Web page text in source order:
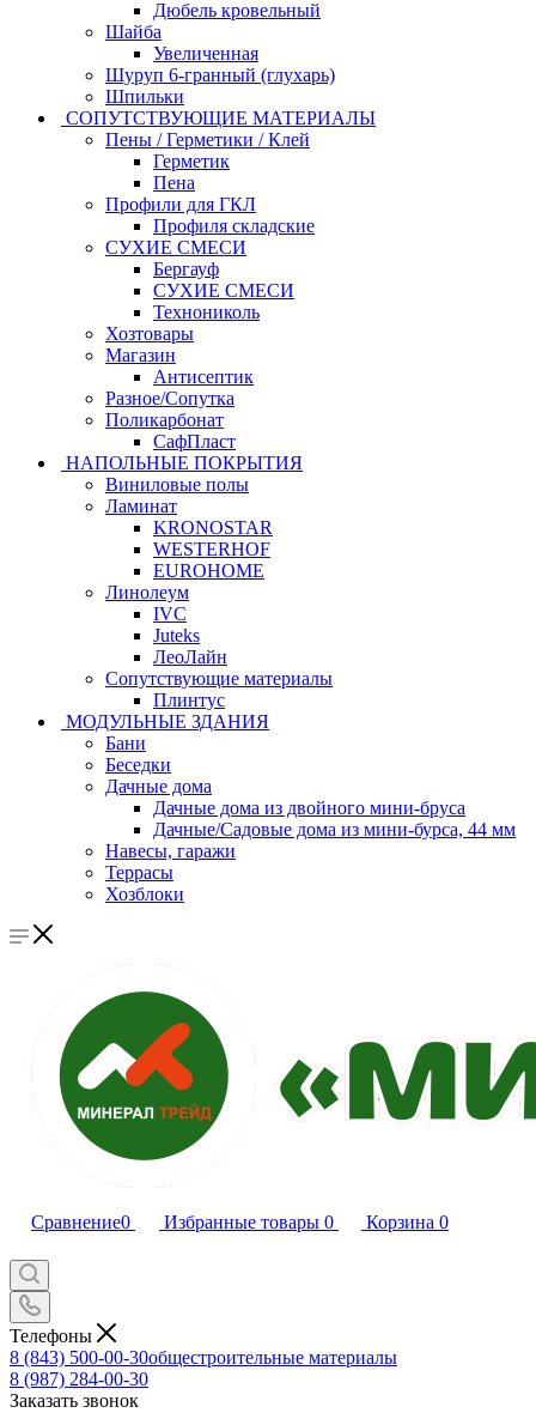
Дюбель кровельный
Шайба
Увеличенная
Шуруп 6-гранный (глухарь)
Шпильки
СОПУТСТВУЮЩИЕ МАТЕРИАЛЫ
Пены / Герметики / Клей
Герметик
Пена
Профили для ГКЛ
Профиля складские
СУХИЕ СМЕСИ
Бергауф
СУХИЕ СМЕСИ
Технониколь
Хозтовары
Магазин
Антисептик
Разное/Сопутка
Поликарбонат
СафПласт
НАПОЛЬНЫЕ ПОКРЫТИЯ
Виниловые полы
Ламинат
KRONOSTAR
WESTERHOF
EUROHOME
Линолеум
IVC
Juteks
ЛеоЛайн
Сопутствующие материалы
Плинтус
МОДУЛЬНЫЕ ЗДАНИЯ
Бани
Беседки
Дачные дома
Дачные дома из двойного мини-бруса
Дачные/Садовые дома из мини-бурса, 44 мм
Навесы, гаражи
Террасы
Хозблоки
Сравнение0 Избранные товары 0 Корзина 0
Телефоны
8 (843) 500-00-30общестроительные материалы
8 (987) 284-00-30
Заказать звонок